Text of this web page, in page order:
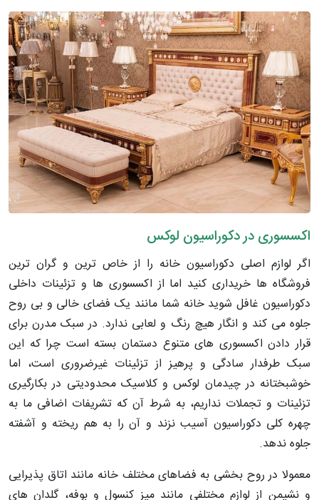
اکسسوری در دکوراسیون لوکس
اگر لوازم اصلی دکوراسیون خانه را از خاص ترین و گران ترین
فروشگاه ها خریداری کنید اما از اکسسوری ها و تزئینات داخلی
دکوراسیون غافل شوید خانه شما مانند یک فضای خالی و بی روح
جلوه می کند و انگار هیچ رنگ و لعابی ندارد. در سبک مدرن برای
قرار دادن اکسسوری های متنوع دستمان بسته است چرا که این
سبک طرفدار سادگی و پرهیز از تزئینات غیرضروری است، اما
خوشبختانه در چیدمان لوکس و کلاسیک محدودیتی در بکارگیری
تزئینات و تجملات نداریم، به شرط آن که تشریفات اضافی ما به
چهره کلی دکوراسیون آسیب نزند و آن را به هم ریخته و آشفته
جلوه ندهد.
معمولا در روح بخشی به فضاهای مختلف خانه مانند اتاق پذیرایی
و نشیمن از لوازم مختلفی مانند میز کنسول و بوفه، گلدان های